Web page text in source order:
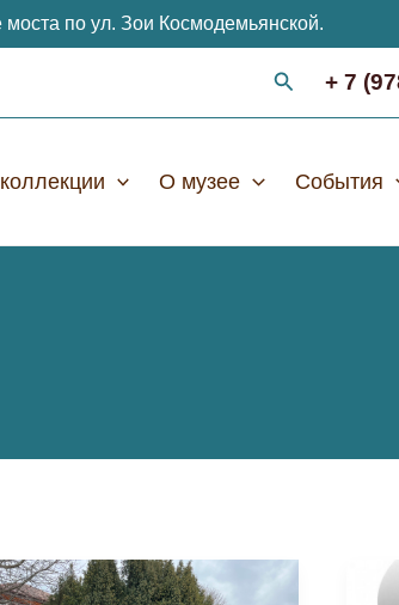
по ул. Зои Космодемьянской.
+ 7
О музее События